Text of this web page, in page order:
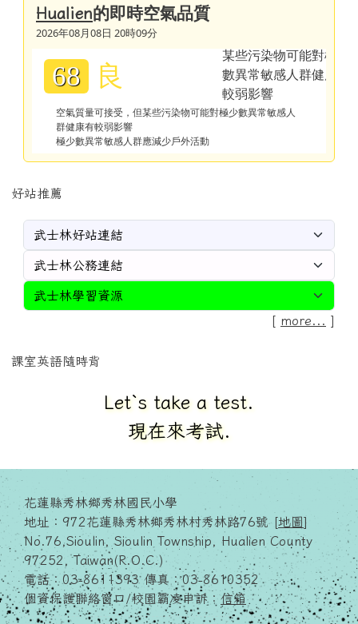
Hualien的即時空氣品質
2026年08月08日 20時09分
68 良
空氣質量可接受，但某些污染物可能對極少數異常敏感人
群健康有較弱影響
極少數異常敏感人群應減少戶外活動
好站推薦
[ more... ]
課室英語隨時背
Correct each other`s answers.
對一下別人的答案.相互批改.
花蓮縣秀林鄉秀林國民小學
地址：972花蓮縣秀林鄉秀林村秀林路76號 [地圖]
No.76,Sioulin, Sioulin Township, Hualien County
97252, Taiwan(R.O.C.)
電話：03-8611393 傳真：03-8610352
個資保護聯絡窗口/校園霸凌申訴： 信箱